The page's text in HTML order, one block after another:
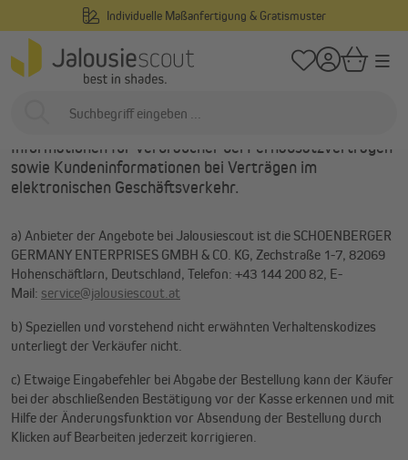
Maßanfertigung & Gratismuster
Startseite
Pflichtinformationen für
Verbraucher
Informationen für Verbraucher bei Fernabsatzverträgen
sowie Kundeninformationen bei Verträgen im
elektronischen Geschäftsverkehr.
a) Anbieter der Angebote bei Jalousiescout ist die SCHOENBERGER
GERMANY ENTERPRISES GMBH & CO. KG, Zechstraße 1-7, 82069
Hohenschäftlarn, Deutschland, Telefon: +43 144 200 82, E-
Mail: service@jalousiescout.at
b) Speziellen und vorstehend nicht erwähnten Verhaltenskodizes
unterliegt der Verkäufer nicht.
c) Etwaige Eingabefehler bei Abgabe der Bestellung kann der Käufer
bei der abschließenden Bestätigung vor der Kasse erkennen und mit
Hilfe der Änderungsfunktion vor Absendung der Bestellung durch
Klicken auf Bearbeiten jederzeit korrigieren.